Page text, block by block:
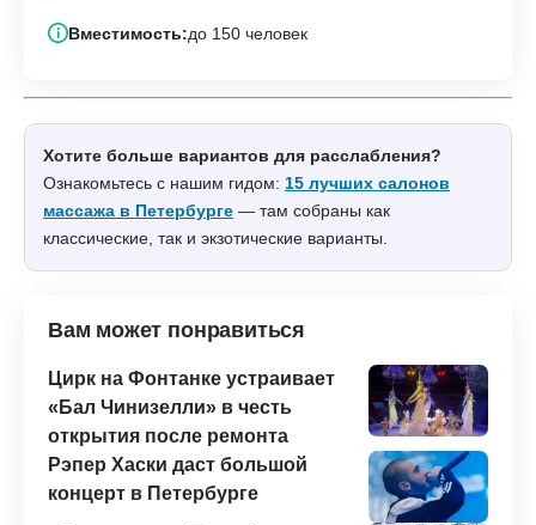
Вместимость:до 150 человек
Хотите больше вариантов для расслабления?
Ознакомьтесь с нашим гидом: 15 лучших салонов
массажа в Петербурге — там собраны как
классические, так и экзотические варианты.
Вам может понравиться
Цирк на Фонтанке устраивает
«Бал Чинизелли» в честь
открытия после ремонта
Рэпер Хаски даст большой
концерт в Петербурге